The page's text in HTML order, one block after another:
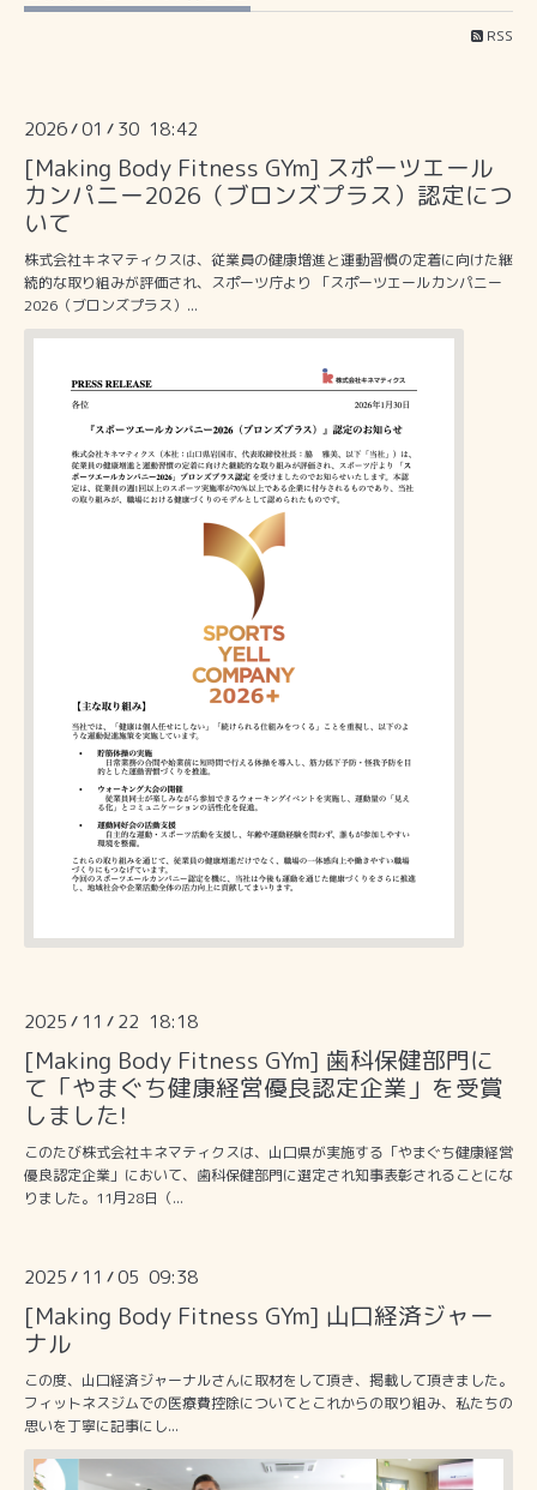
RSS
2026/01 / 30 18:42
[Making Body Fitness GYm] スポーツエール
カンパニー2026（ブロンズプラス）認定につ
いて
株式会社キネマティクスは、従業員の健康増進と運動習慣の定着に向けた継
続的な取り組みが評価され、スポーツ庁より 「スポーツエールカンパニー
2026（ブロンズプラス）...
2025 / 11 / 22 18:18
[Making Body Fitness GYm] 歯科保健部門に
て「やまぐち健康経営優良認定企業」を受賞
しました!
このたび株式会社キネマティクスは、山口県が実施する「やまぐち健康経営
優良認定企業」において、歯科保健部門に選定され知事表彰されることにな
りました。11月28日（...
2025 / 11 /05 09:38
[Making Body Fitness GYm] 山口経済ジャー
ナル
この度、山口経済ジャーナルさんに取材をして頂き、掲載して頂きました。
フィットネスジムでの医療費控除についてとこれからの取り組み、私たちの
思いを丁寧に記事にし...